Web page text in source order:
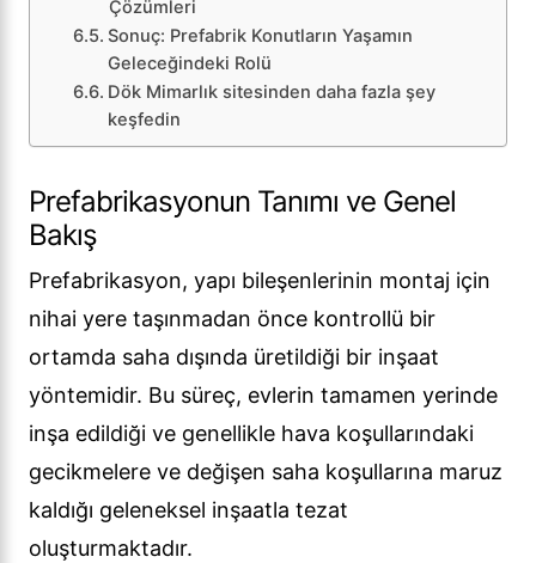
Çözümleri
Sonuç: Prefabrik Konutların Yaşamın
Geleceğindeki Rolü
Dök Mimarlık sitesinden daha fazla şey
keşfedin
Prefabrikasyonun Tanımı ve Genel
Bakış
Prefabrikasyon, yapı bileşenlerinin montaj için
nihai yere taşınmadan önce kontrollü bir
ortamda saha dışında üretildiği bir inşaat
yöntemidir. Bu süreç, evlerin tamamen yerinde
inşa edildiği ve genellikle hava koşullarındaki
gecikmelere ve değişen saha koşullarına maruz
kaldığı geleneksel inşaatla tezat
oluşturmaktadır.